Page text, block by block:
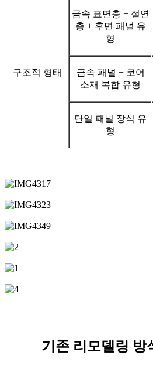
구조적 형태
금속 표면층 + 절연
층 + 후면 패널 유
형
금속 패널 + 코어
소재 복합 유형
단일 패널 장식 유
형
기존 리모델링 방